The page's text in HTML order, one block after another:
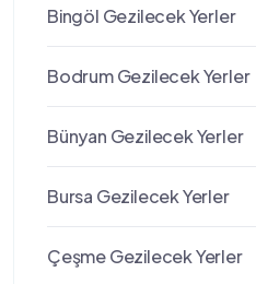
Bingöl Gezilecek Yerler
Bodrum Gezilecek Yerler
Bünyan Gezilecek Yerler
Bursa Gezilecek Yerler
Çeşme Gezilecek Yerler